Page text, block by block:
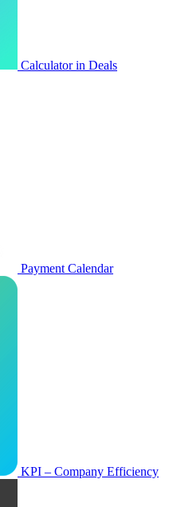
Calculator in Deals
Payment Calendar
KPI – Company Efficiency